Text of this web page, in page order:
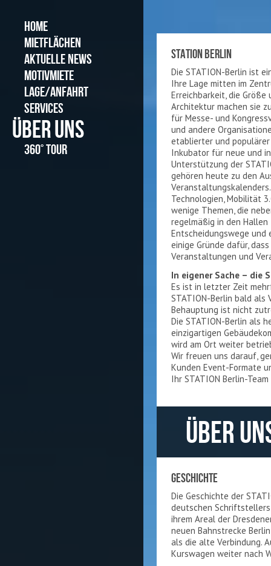
HOME
MIETFLÄCHEN
AKTUELLE NEWS
MOTIVMIETE
LAGE/ANFAHRT
SERVICES
ÜBER UNS
360° TOUR
STATION BERLIN
Die STATION-Berlin ist
Ihre Lage mitten im
Erreichbarkeit, die
Architektur machen sie
für Messe- und
und andere
etablierter und
Inkubator für neue und
Unterstützung der
gehören heute zu den
Technologien, Mobilität
wenige Themen, die
regelmäßig in den
Entscheidungswege und
einige Gründe dafür,
Veranstaltungen und
In eigener Sache – die
Es ist in letzter Zeit
STATION-Berlin bald
Behauptung ist nicht
Die STATION-Berlin als
einzigartigen
wird am Ort weiter
Wir freuen uns darauf,
Kunden Event-Formate
Ihr STATION Berlin-Team
ÜBER
GESCHICHTE
Die Geschichte der
deutschen Schriftstellers
ihrem Areal der
neuen Bahnstrecke
als die alte Verbindung.
Kurswagen weiter nach